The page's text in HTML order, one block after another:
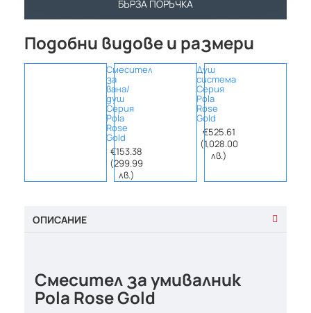
БЪРЗА ПОРЪЧКА
Подобни видове и размери
Смесител
за
вана/
душ
Серия
Pola
Rose
Gold
€153.38
(299.99
лв.)
Душ
система
Серия
Pola
Rose
Gold
€525.61
(1,028.00
лв.)
ОПИСАНИЕ
Смесител за умивалник
Pola Rose Gold